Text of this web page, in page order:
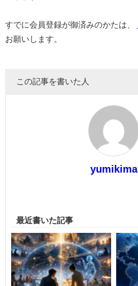
すでに会員登録が御済みのかたは、
お願いします。
この記事を書いた人
yumikima
最近書いた記事